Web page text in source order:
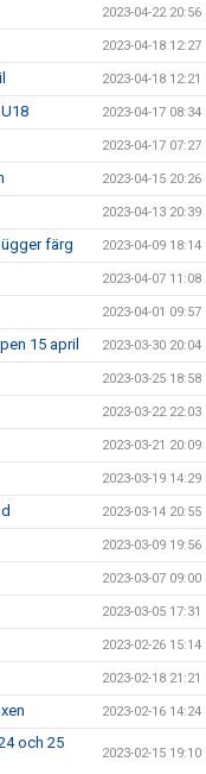
2023-04-22 20:56
2023-04-18 12:27
2023-04-18 12:21
2023-04-17 08:34
2023-04-17 07:27
2023-04-15 20:26
2023-04-13 20:39
färg 2023-04-09 18:14
2023-04-07 11:08
2023-04-01 09:57
15 april 2023-03-30 20:04
2023-03-25 18:58
2023-03-22 22:03
2023-03-21 20:09
2023-03-19 14:29
2023-03-14 20:55
2023-03-09 19:56
2023-03-07 09:00
2023-03-05 17:31
2023-02-26 15:14
2023-02-18 21:21
2023-02-16 14:24
och 25
2023-02-15 19:10